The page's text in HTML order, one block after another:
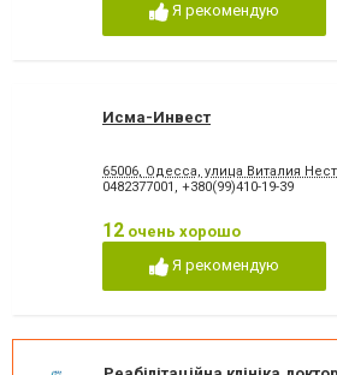
Я рекомендую
Исма-Инвест
65006, Одесса, улица Виталия
0482377001 , +380(99)410-19-39
12 очень хорошо
Я рекомендую